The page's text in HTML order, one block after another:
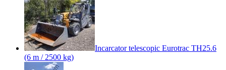
Incarcator telescopic Eurotrac TH25.6
(6 m / 2500 kg)